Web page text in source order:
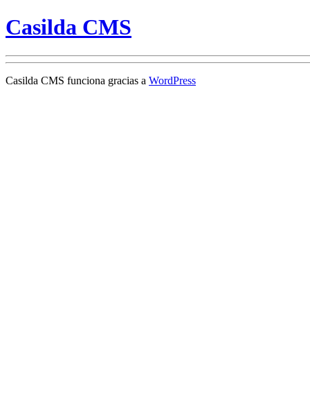
Casilda CMS
Casilda CMS funciona gracias a WordPress